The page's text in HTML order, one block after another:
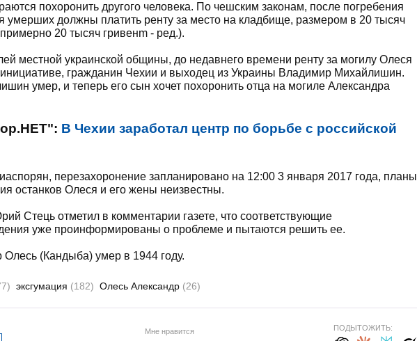
похоронить другого человека. По чешским законам, после погребения
умерших должны платить ренту за место на кладбище, размером в 20 тысяч
20 тысяч гривенm - ред.).
местной украинской общины, до недавнего времени ренту за могилу Олеся
инициативе, гражданин Чехии и выходец из Украины Владимир Михайлишин.
умер, и теперь его сын хочет похоронить отца на могиле Александра
В Чехии заработал центр по борьбе с российской
перезахоронение запланировано на 12:00 3 января 2017 года, планы
останков Олеся и его жены неизвестны.
Стець отметил в комментарии газете, что соответствующие
уже проинформированы о проблеме и пытаются решить ее.
Олесь (Кандыба) умер в 1944 году.
эксгумация (182) Олесь Александр (26)
Мне нравится ПОДЫТОЖИТЬ: